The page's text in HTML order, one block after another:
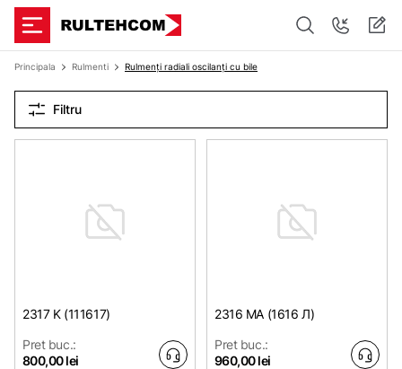
Principala Rulmenti Rulmenți radiali oscilanți cu bile
Filtru
2317 K (111617)
Pret buc.:
800,00 lei
2316 MA (1616 Л)
Pret buc.:
960,00 lei